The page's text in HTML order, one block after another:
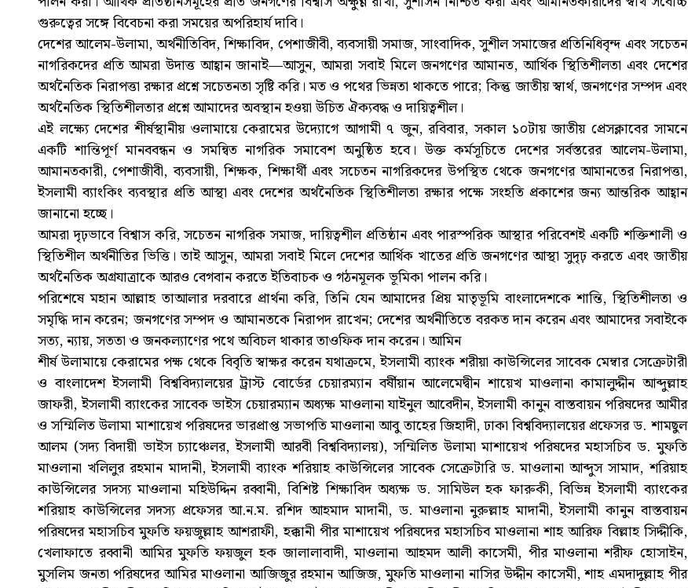
গুরুত্বের সঙ্গে বিবেচনা করা সময়ের অপরিহার্য দাবি।
দেশের আলেম-উলামা, অর্থনীতিবিদ, শিক্ষাবিদ, পেশাজীবী, ব্যবসায়ী সমাজ, সাংবাদিক, সুশীল সমাজের প্রতিনিধিবৃন্দ এবং সচেতন
নাগরিকদের প্রতি আমরা উদাত্ত আহ্বান জানাই—আসুন, আমরা সবাই মিলে জনগণের আমানত, আর্থিক স্থিতিশীলতা এবং দেশের
অর্থনৈতিক নিরাপত্তা রক্ষার প্রশ্নে সচেতনতা সৃষ্টি করি। মত ও পথের ভিন্নতা থাকতে পারে; কিন্তু জাতীয় স্বার্থ, জনগণের সম্পদ এবং
অর্থনৈতিক স্থিতিশীলতার প্রশ্নে আমাদের অবস্থান হওয়া উচিত ঐক্যবদ্ধ ও দায়িত্বশীল।
এই লক্ষ্যে দেশের শীর্ষস্থানীয় ওলামায়ে কেরামের উদ্যোগে আগামী ৭ জুন, রবিবার, সকাল ১০টায় জাতীয় প্রেসক্লাবের সামনে
একটি শান্তিপূর্ণ মানববন্ধন ও সমন্বিত নাগরিক সমাবেশ অনুষ্ঠিত হবে। উক্ত কর্মসূচিতে দেশের সর্বস্তরের আলেম-উলামা,
আমানতকারী, পেশাজীবী, ব্যবসায়ী, শিক্ষক, শিক্ষার্থী এবং সচেতন নাগরিকদের উপস্থিত থেকে জনগণের আমানতের নিরাপত্তা,
ইসলামী ব্যাংকিং ব্যবস্থার প্রতি আস্থা এবং দেশের অর্থনৈতিক স্থিতিশীলতা রক্ষার পক্ষে সংহতি প্রকাশের জন্য আন্তরিক আহ্বান
জানানো হচ্ছে।
আমরা দৃঢ়ভাবে বিশ্বাস করি, সচেতন নাগরিক সমাজ, দায়িত্বশীল প্রতিষ্ঠান এবং পারস্পরিক আস্থার পরিবেশই একটি শক্তিশালী ও
স্থিতিশীল অর্থনীতির ভিত্তি। তাই আসুন, আমরা সবাই মিলে দেশের আর্থিক খাতের প্রতি জনগণের আস্থা সুদৃঢ় করতে এবং জাতীয়
অর্থনৈতিক অগ্রযাত্রাকে আরও বেগবান করতে ইতিবাচক ও গঠনমূলক ভূমিকা পালন করি।
পরিশেষে মহান আল্লাহ তাআলার দরবারে প্রার্থনা করি, তিনি যেন আমাদের প্রিয় মাতৃভূমি বাংলাদেশকে শান্তি, স্থিতিশীলতা ও
সমৃদ্ধি দান করেন; জনগণের সম্পদ ও আমানতকে নিরাপদ রাখেন; দেশের অর্থনীতিতে বরকত দান করেন এবং আমাদের সবাইকে
সত্য, ন্যায়, সততা ও জনকল্যাণের পথে অবিচল থাকার তাওফিক দান করেন। আমিন
শীর্ষ উলামায়ে কেরামের পক্ষ থেকে বিবৃতি স্বাক্ষর করেন যথাক্রমে, ইসলামী ব্যাংক শরীয়া কাউন্সিলের সাবেক মেম্বার সেক্রেটারী
ও বাংলাদেশ ইসলামী বিশ্ববিদ্যালয়ের ট্রাস্ট বোর্ডের চেয়ারম্যান বর্ষীয়ান আলেমেদ্বীন শায়েখ মাওলানা কামালুদ্দীন আব্দুল্লাহ
জাফরী, ইসলামী ব্যাংকের সাবেক ভাইস চেয়ারম্যান অধ্যক্ষ মাওলানা যাইনুল আবেদীন, ইসলামী কানুন বাস্তবায়ন পরিষদের আমীর
ও সম্মিলিত উলামা মাশায়েখ পরিষদের ভারপ্রাপ্ত সভাপতি মাওলানা আবু তাহের জিহাদী, ঢাকা বিশ্ববিদ্যালয়ের প্রফেসর ড. শামছুল
আলম (সদ্য বিদায়ী ভাইস চ্যাঞ্চেলর, ইসলামী আরবী বিশ্ববিদ্যালয়), সম্মিলিত উলামা মাশায়েখ পরিষদের মহাসচিব ড. মুফতি
মাওলানা খলিলুর রহমান মাদানী, ইসলামী ব্যাংক শরিয়াহ কাউন্সিলের সাবেক সেক্রেটারি ড. মাওলানা আব্দুস সামাদ, শরিয়াহ
কাউন্সিলের সদস্য মাওলানা মহিউদ্দিন রব্বানী, বিশিষ্ট শিক্ষাবিদ অধ্যক্ষ ড. সামিউল হক ফারুকী, বিভিন্ন ইসলামী ব্যাংকের
শরিয়াহ কাউন্সিলের সদস্য প্রফেসর আ.ন.ম. রশিদ আহমাদ মাদানী, ড. মাওলানা নুরুল্লাহ মাদানী, ইসলামী কানুন বাস্তবায়ন
পরিষদের মহাসচিব মুফতি ফয়জুল্লাহ আশরাফী, হক্কানী পীর মাশায়েখ পরিষদের মহাসচিব মাওলানা শাহ আরিফ বিল্লাহ সিদ্দীকি,
খেলাফাতে রব্বানী আমির মুফতি ফয়জুল হক জালালাবাদী, মাওলানা আহমদ আলী কাসেমী, পীর মাওলানা শরীফ হোসাইন,
মুসলিম জনতা পরিষদের আমির মাওলানা আজিজুর রহমান আজিজ, মুফতি মাওলানা নাসির উদ্দীন কাসেমী, শাহ এমদাদুল্লাহ পীর